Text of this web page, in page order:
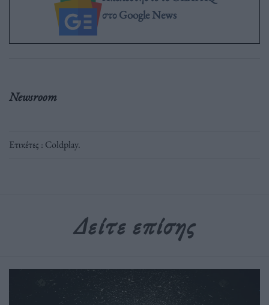
στο Google News
Newsroom
Ετικέτες : Coldplay.
Δείτε επίσης